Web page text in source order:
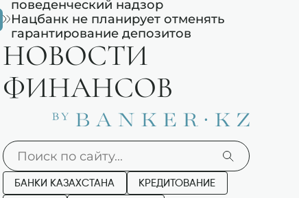
поведенческий надзор
Нацбанк не планирует отменять
гарантирование депозитов
НОВОСТИ
ФИНАНСОВ
БАНКИ КАЗАХСТАНА КРЕДИТОВАНИЕ